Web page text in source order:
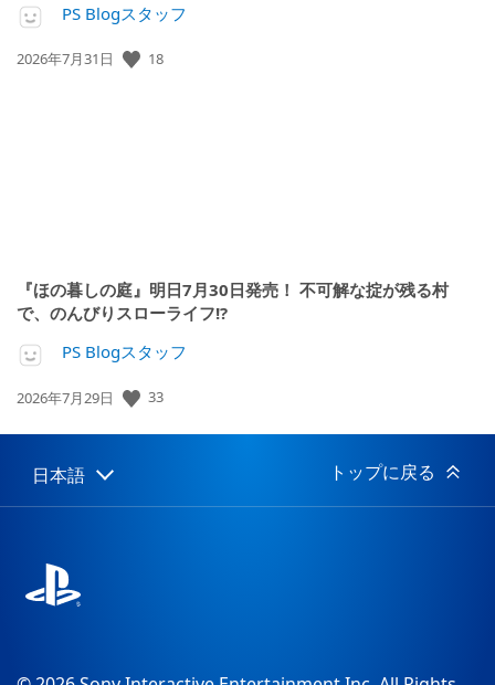
PS Blogスタッフ
公
2026年7月31日 18
『ほの暮しの庭』明日7月30日発売！ 不可解な掟が残る村
で、のんびりスローライフ!?
PS Blogスタッフ
公
日:
2026年7月29日 33
Select
Current
日本語 トップに戻る